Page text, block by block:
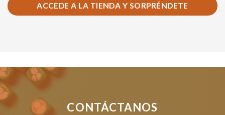
ACCEDE A LA TIENDA Y SORPRÉNDETE
CONTÁCTANOS